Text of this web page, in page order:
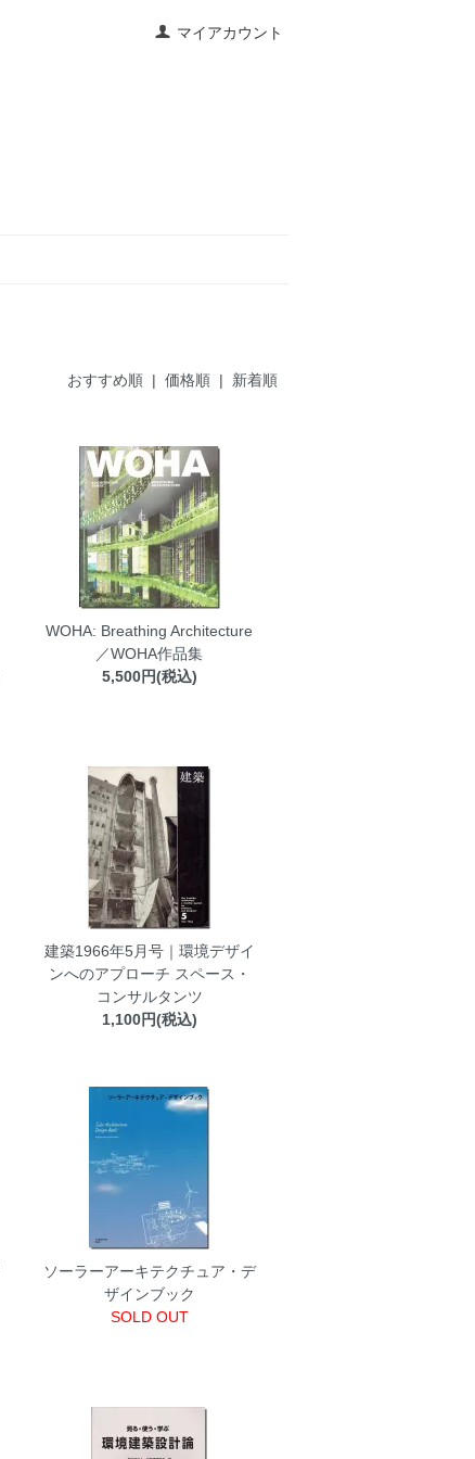
マイアカウント
おすすめ順 | 価格順 | 新着順
WOHA: Breathing Architecture
／WOHA作品集
5,500円(税込)
建築1966年5月号｜環境デザイ
ンへのアプローチ スペース・
コンサルタンツ
1,100円(税込)
ソーラーアーキテクチュア・デ
ザインブック
SOLD OUT